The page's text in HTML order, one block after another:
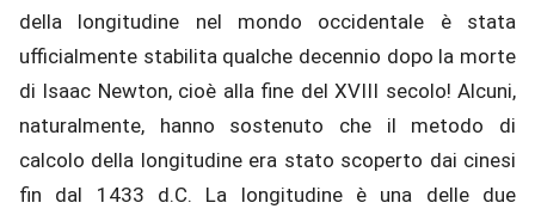
della longitudine nel mondo occidentale è stata
ufficialmente stabilita qualche decennio dopo la morte
di Isaac Newton, cioè alla fine del XVIII secolo! Alcuni,
naturalmente, hanno sostenuto che il metodo di
calcolo della longitudine era stato scoperto dai cinesi
fin dal 1433 d.C. La longitudine è una delle due